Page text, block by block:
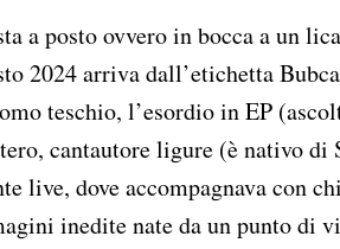
a posto ovvero in bocca a un
2024 arriva dall’etichetta
teschio, l’esordio in EP
cantautore ligure (è nativo di
live, dove accompagnava con
inedite nate da un punto di